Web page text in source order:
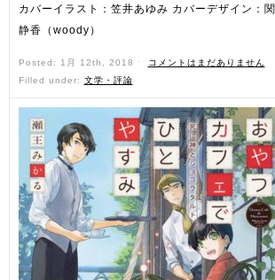
カバーイラスト：笠井あゆみ カバーデザイン：関
静香（woody）
Posted: 1月 12th, 2018 ˑ
コメントはまだありません
Filled under: 文学・評論